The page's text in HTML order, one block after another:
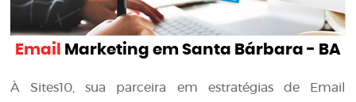
Email Marketing em Santa Bárbara - BA
À Sites10, sua parceira em estratégias de Email